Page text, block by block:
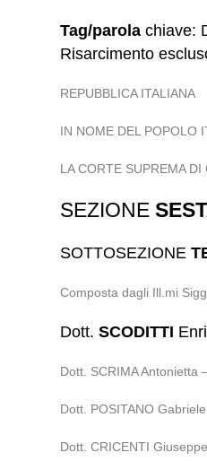
Tag/parola chiave:
Risarcimento
REPUBBLICA ITALIANA
IN NOME DEL POPOLO
LA CORTE SUPREMA DI
SEZIONE
SOTTOSEZIONE
Composta dagli Ill.mi
Dott.SCODITTI
Dott. SCRIMA Antonietta
Dott. POSITANO
Dott. CRICENTI